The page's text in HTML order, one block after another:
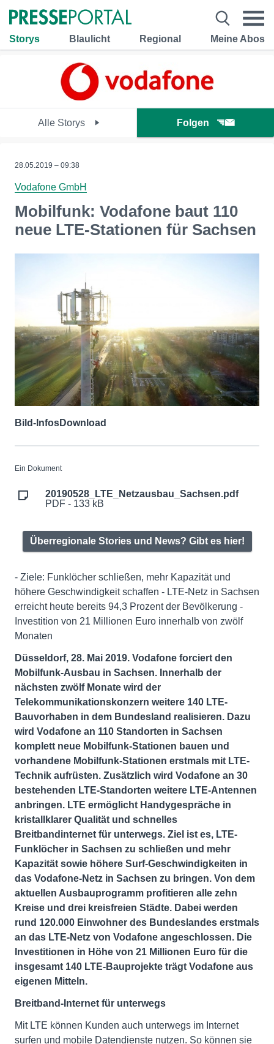
Storys Blaulicht Regional Meine Abos
Alle Storys Folgen
28.05.2019 – 09:38
Vodafone GmbH
Mobilfunk: Vodafone baut 110
neue LTE-Stationen für Sachsen
Bild-InfosDownload
Ein Dokument
20190528_LTE_Netzausbau_Sachsen.pdf
PDF - 133 kB
Überregionale Stories und News? Gibt es hier!
- Ziele: Funklöcher schließen, mehr Kapazität und
höhere Geschwindigkeit schaffen - LTE-Netz in Sachsen
erreicht heute bereits 94,3 Prozent der Bevölkerung -
Investition von 21 Millionen Euro innerhalb von zwölf
Monaten
Düsseldorf, 28. Mai 2019. Vodafone forciert den
Mobilfunk-Ausbau in Sachsen. Innerhalb der
nächsten zwölf Monate wird der
Telekommunikationskonzern weitere 140 LTE-
Bauvorhaben in dem Bundesland realisieren. Dazu
wird Vodafone an 110 Standorten in Sachsen
komplett neue Mobilfunk-Stationen bauen und
vorhandene Mobilfunk-Stationen erstmals mit LTE-
Technik aufrüsten. Zusätzlich wird Vodafone an 30
bestehenden LTE-Standorten weitere LTE-Antennen
anbringen. LTE ermöglicht Handygespräche in
kristallklarer Qualität und schnelles
Breitbandinternet für unterwegs. Ziel ist es, LTE-
Funklöcher in Sachsen zu schließen und mehr
Kapazität sowie höhere Surf-Geschwindigkeiten in
das Vodafone-Netz in Sachsen zu bringen. Von dem
aktuellen Ausbauprogramm profitieren alle zehn
Kreise und drei kreisfreien Städte. Dabei werden
rund 120.000 Einwohner des Bundeslandes erstmals
an das LTE-Netz von Vodafone angeschlossen. Die
Investitionen in Höhe von 21 Millionen Euro für die
insgesamt 140 LTE-Bauprojekte trägt Vodafone aus
eigenen Mitteln.
Breitband-Internet für unterwegs
Mit LTE können Kunden auch unterwegs im Internet
surfen und mobile Datendienste nutzen. So können sie